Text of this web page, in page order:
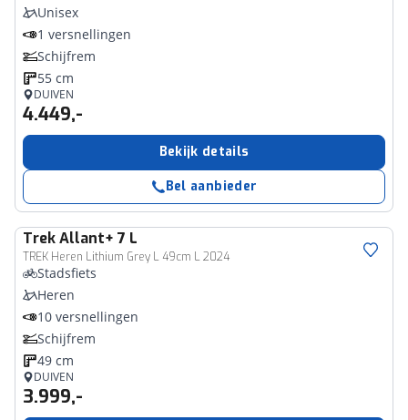
Unisex
1 versnellingen
Schijfrem
55 cm
DUIVEN
4.449,-
Bekijk details
Bel aanbieder
TrekAllant+ 7 L
TREK Heren Lithium Grey L 49cm L 2024
Stadsfiets
Heren
10 versnellingen
Schijfrem
49 cm
DUIVEN
3.999,-